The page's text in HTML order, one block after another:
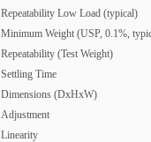
Repeatability Low Load (typical)
Minimum Weight (USP, 0.1%,
Repeatability (Test Weight)
Settling Time
Dimensions (DxHxW)
Adjustment
Linearity